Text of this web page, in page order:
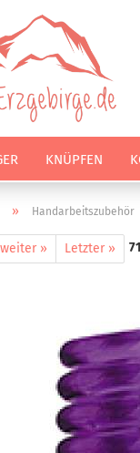
KNÜPFEN
» Handarbeitszubehör
weiter » Letzter » 71